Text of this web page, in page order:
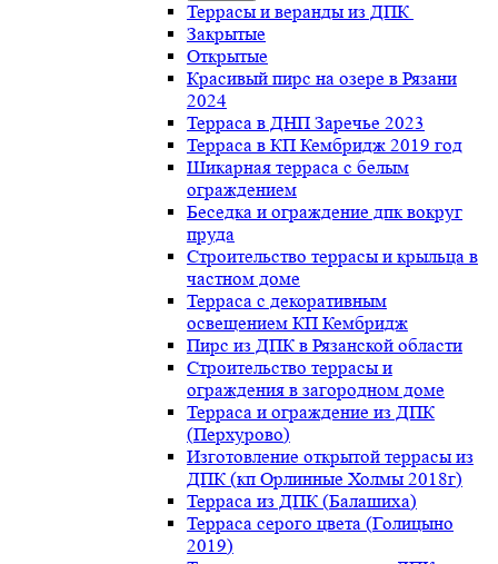
Террасы и веранды из ДПК
Закрытые
Открытые
Красивый пирс на озере в Рязани
2024
Терраса в ДНП Заречье 2023
Терраса в КП Кембридж 2019 год
Шикарная терраса с белым
ограждением
Беседка и ограждение дпк вокруг
пруда
Строительство террасы и крыльца в
частном доме
Терраса с декоративным
освещением КП Кембридж
Пирс из ДПК в Рязанской области
Строительство террасы и
ограждения в загородном доме
Терраса и ограждение из ДПК
(Перхурово)
Изготовление открытой террасы из
ДПК (кп Орлинные Холмы 2018г)
Терраса из ДПК (Балашиха)
Терраса серого цвета (Голицыно
2019)